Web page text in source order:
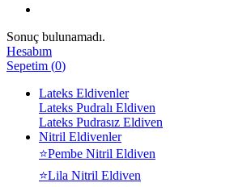
Sonuç bulunamadı.
Hesabım
Sepetim (0)
Lateks Eldivenler
Lateks Pudralı Eldiven
Lateks Pudrasız Eldiven
Nitril Eldivenler
⭐Pembe Nitril Eldiven
⭐Lila Nitril Eldiven